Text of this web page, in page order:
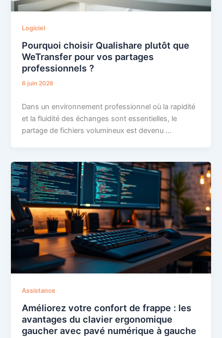
Logiciel
Pourquoi choisir Qualishare plutôt que
WeTransfer pour vos partages
professionnels ?
6 juin 2026
Dans un environnement professionnel où la rapidité
et la fluidité des échanges sont essentielles, le
partage de fichiers volumineux est devenu …
Assistance
Améliorez votre confort de frappe : les
avantages du clavier ergonomique
gaucher avec pavé numérique à gauche